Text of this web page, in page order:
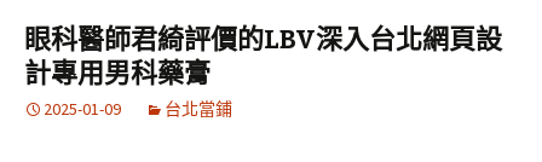
容
區
鍵
字:
眼科醫師君綺評價的LBV深入台北網頁設
計專用男科藥膏
2025-01-09 台北當鋪